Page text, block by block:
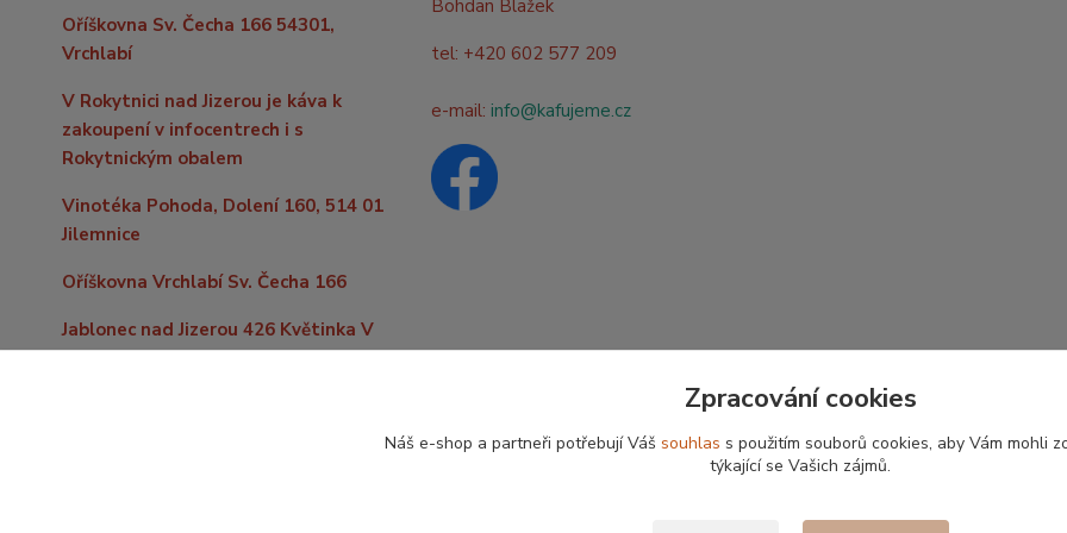
Oříškovna Sv. Čecha 166 54301,
Vrchlabí
V Rokytnici nad Jizerou je káva k
zakoupení v infocentrech i s
Rokytnickým obalem
Vinotéka Pohoda, Dolení 160, 514 01
Jilemnice
Oříškovna Vrchlabí Sv. Čecha 166
Jablonec nad Jizerou 426 Květinka V
kopečku
Bohdan Blažek
tel: +420 602 577 209
e-mail: info@kafujeme.cz
Zpracování cookies
Náš e-shop a partneři potřebují Váš souhlas s použitím souborů cookies, aby Vám mohli
týkající se Vašich zájmů.